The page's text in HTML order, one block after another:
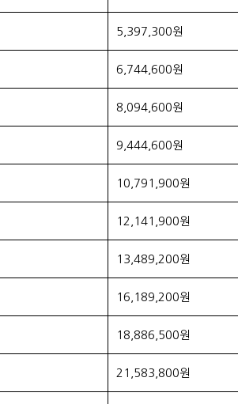
5,397,300원
6,744,600원
8,094,600원
9,444,600원
10,791,900원
12,141,900원
13,489,200원
16,189,200원
18,886,500원
21,583,800원